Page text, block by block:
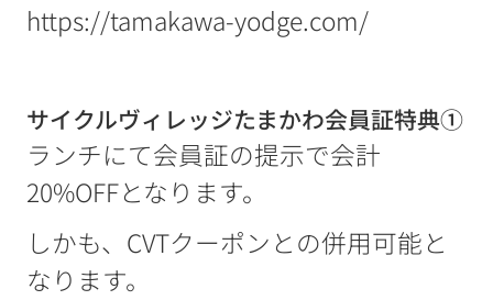
https://tamakawa-yodge.com/
サイクルヴィレッジたまかわ会員証特典①
ランチにて会員証の提示で会計
20%OFFとなります。
しかも、CVTクーポンとの併用可能と
なります。